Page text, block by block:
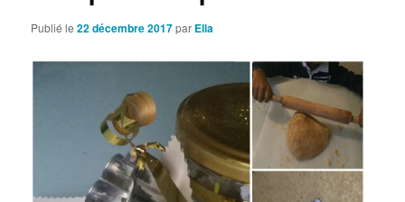
Publié le22 décembre 2017par Ella